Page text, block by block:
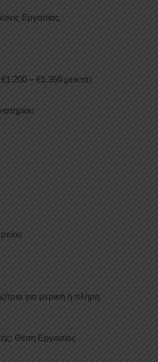
Εργασίας
€1.200 – €1.350 μεικτά)
τρια για μερική ή πλήρη
Θέση Εργασίας